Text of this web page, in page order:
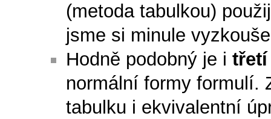
(metoda tabulkou)
jsme si minule
Hodně podobný je i
normální formy formulí.
tabulku i ekvivalentní